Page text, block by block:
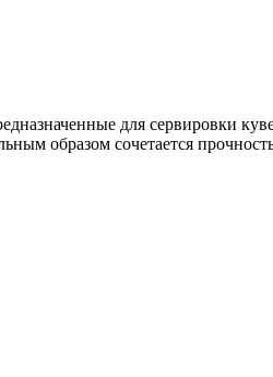
для сервировки
образом сочетается